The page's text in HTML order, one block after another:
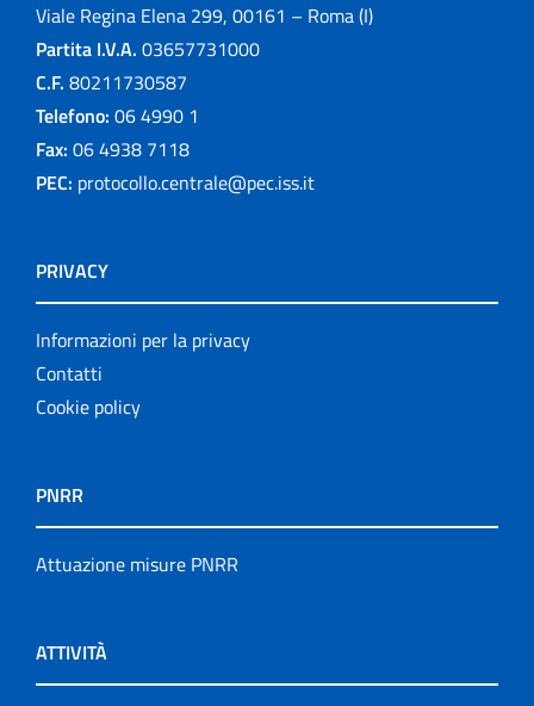
Viale Regina Elena 299, 00161 – Roma (I)
Partita I.V.A. 03657731000
C.F. 80211730587
Telefono: 06 4990 1
Fax: 06 4938 7118
PEC: protocollo.centrale@pec.iss.it
PRIVACY
Informazioni per la privacy
Contatti
Cookie policy
PNRR
Attuazione misure PNRR
ATTIVITÀ